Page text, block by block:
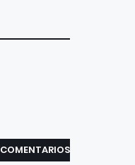
COMENTARIOS